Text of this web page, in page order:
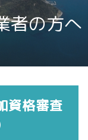
者の方へ
資格審査